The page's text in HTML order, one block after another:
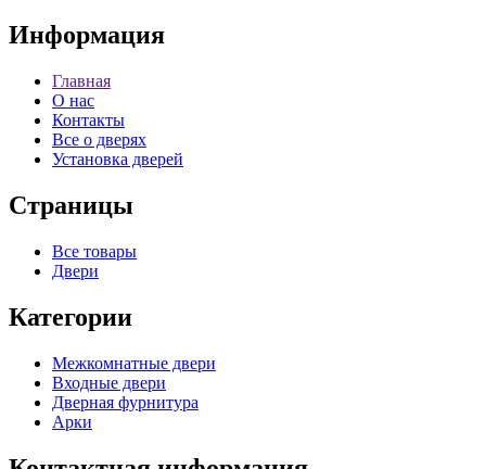
Информация
Главная
О нас
Контакты
Все о дверях
Установка дверей
Страницы
Все товары
Двери
Категории
Межкомнатные двери
Входные двери
Дверная фурнитура
Арки